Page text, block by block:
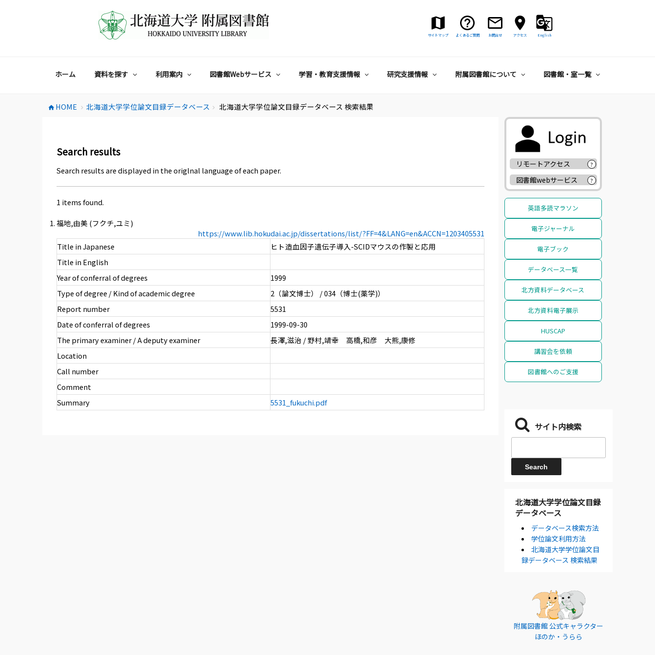
サイトマップ よくあるご質問 お問合せ アクセス English
ホーム 資料を探す 利用案内 図書館Webサービス 学習・教育支援情報 研究支援情報 附属図書館について 図書館・室一覧
home HOME chevron_right 北海道大学学位論文目録データベース chevron_right 北海道大学学位論文目録データベース 検索結果
Search results
Search results are displayed in the origlnal language of each paper.
1 items found.
福地,由美 (フクチ,ユミ)
https://www.lib.hokudai.ac.jp/dissertations/list/?FF=4&LANG=en&ACCN=1203405531
Title in Japanese
ヒト造血因子遺伝子導入-SCIDマウスの作製と応用
Title in English
Year of conferral of degrees
1999
Type of degree / Kind of academic degree
2（論文博士） / 034（博士(薬学)）
Report number
5531
Date of conferral of degrees
1999-09-30
The primary examiner / A deputy examiner
長澤,滋治 / 野村,靖幸 高橋,和彦 大熊,康修
Location
Call number
Comment
Summary
5531_fukuchi.pdf
リモートアクセス ?
図書館webサービス ?
英語多読マラソン
電子ジャーナル
電子ブック
データベース一覧
北方資料データベース
北方資料電子展示
HUSCAP
講習会を依頼
図書館へのご支援
サイト内検索
北海道大学学位論文目録
データベース
データベース検索方法
学位論文利用方法
北海道大学学位論文目
録データベース 検索結果
附属図書館 公式キャラクター
ほのか・うらら